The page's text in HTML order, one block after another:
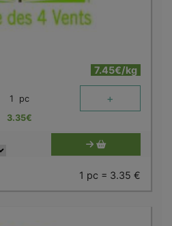
7.45€/kg
1 pc +
3.35€
1 pc = 3.35 €